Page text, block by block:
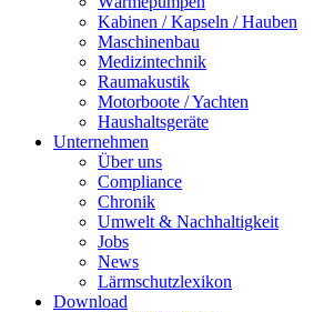
Kabinen / Kapseln / Hauben
Maschinenbau
Medizintechnik
Raumakustik
Motorboote / Yachten
Haushaltsgeräte
Unternehmen
Über uns
Compliance
Chronik
Umwelt & Nachhaltigkeit
Jobs
News
Lärmschutzlexikon
Download